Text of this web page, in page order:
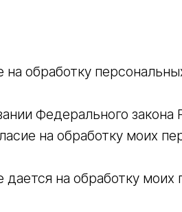
на обработку
Федерального
на обработку моих
дается на обработку